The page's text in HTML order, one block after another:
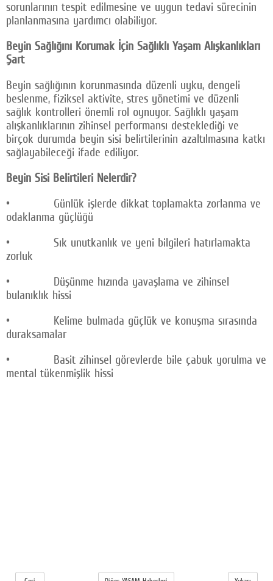
sorunlarının tespit edilmesine ve uygun tedavi sürecinin
planlanmasına yardımcı olabiliyor.
Beyin Sağlığını Korumak İçin Sağlıklı Yaşam Alışkanlıkları
Şart
Beyin sağlığının korunmasında düzenli uyku, dengeli
beslenme, fiziksel aktivite, stres yönetimi ve düzenli
sağlık kontrolleri önemli rol oynuyor. Sağlıklı yaşam
alışkanlıklarının zihinsel performansı desteklediği ve
birçok durumda beyin sisi belirtilerinin azaltılmasına katkı
sağlayabileceği ifade ediliyor.
Beyin Sisi Belirtileri Nelerdir?
• Günlük işlerde dikkat toplamakta zorlanma ve
odaklanma güçlüğü
• Sık unutkanlık ve yeni bilgileri hatırlamakta
zorluk
• Düşünme hızında yavaşlama ve zihinsel
bulanıklık hissi
• Kelime bulmada güçlük ve konuşma sırasında
duraksamalar
• Basit zihinsel görevlerde bile çabuk yorulma ve
mental tükenmişlik hissi